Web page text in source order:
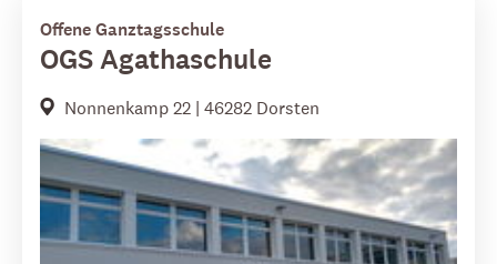
Offene Ganztagsschule
OGS Agathaschule
Nonnenkamp 22 | 46282 Dorsten